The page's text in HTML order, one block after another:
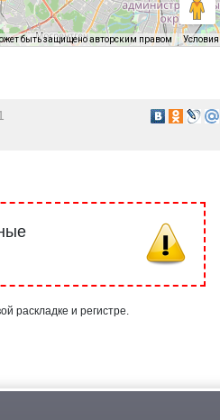
быть защищено авторским правом Условия
раскладке и регистре.